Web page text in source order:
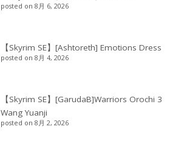
posted on 8月 6, 2026
【Skyrim SE】[Ashtoreth] Emotions Dress
posted on 8月 4, 2026
【Skyrim SE】[GarudaB]Warriors Orochi 3
Wang Yuanji
posted on 8月 2, 2026